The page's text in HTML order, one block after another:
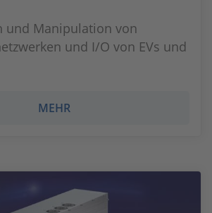
und Manipulation von
und I/O von EVs und
MEHR